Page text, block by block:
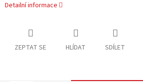
Detailní informace
ZEPTAT SE HLÍDAT SDÍLET